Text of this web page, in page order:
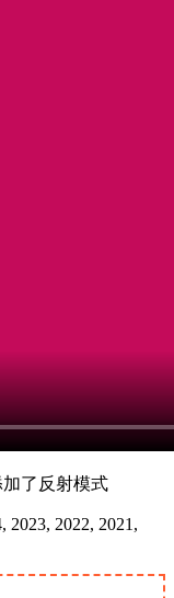
了反射模式
2023, 2022, 2021,